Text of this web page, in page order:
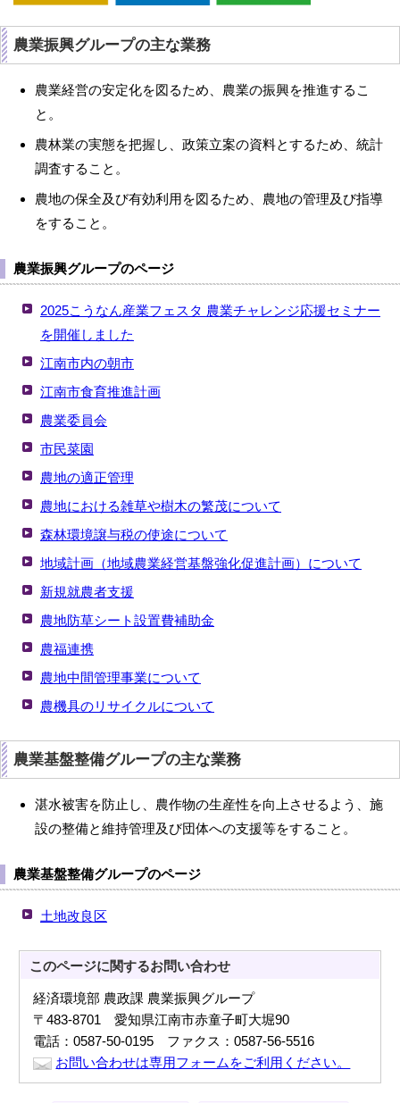
農業振興グループの主な業務
農業経営の安定化を図るため、農業の振興を推進するこ
と。
農林業の実態を把握し、政策立案の資料とするため、統計
調査すること。
農地の保全及び有効利用を図るため、農地の管理及び指導
をすること。
農業振興グループのページ
2025こうなん産業フェスタ 農業チャレンジ応援セミナー
を開催しました
江南市内の朝市
江南市食育推進計画
農業委員会
市民菜園
農地の適正管理
農地における雑草や樹木の繁茂について
森林環境譲与税の使途について
地域計画（地域農業経営基盤強化促進計画）について
新規就農者支援
農地防草シート設置費補助金
農福連携
農地中間管理事業について
農機具のリサイクルについて
農業基盤整備グループの主な業務
湛水被害を防止し、農作物の生産性を向上させるよう、施
設の整備と維持管理及び団体への支援等をすること。
農業基盤整備グループのページ
土地改良区
このページに関するお問い合わせ
経済環境部 農政課 農業振興グループ
〒483-8701 愛知県江南市赤童子町大堀90
電話：0587-50-0195 ファクス：0587-56-5516
お問い合わせは専用フォームをご利用ください。